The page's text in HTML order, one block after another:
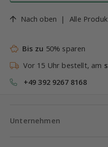
Nach oben | Alle
Bis zu 50% sparen
Vor 15 Uhr bestellt, am
+49 392 9267 8168
Unternehmen